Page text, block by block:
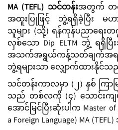
MA (TEFL) သင်တန်းအတွက် တက္
အထူးပြုဖြင့် ဘွဲ့ရရှိခဲ့ပြီး မ
သူများ (သို့) ရန်ကုန်ပညာရေး
လှစ်သော Dip ELTM ဘွဲ့ ရရှိပ
အသက်အရွယ်ကန့်သတ်ချက်အ
ဘွဲ့ရများသာ လျှောက်ထားနိုင်သ
သင်တန်းကာလမှာ (၂) နှစ် ကြာမ
သည် တစ်လကို (၄) သောင်းက
အောင်မြင်ပြီးဆုံးပါက Master of
a Foreign Language) MA